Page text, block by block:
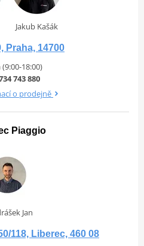
Jakub Kašák
Praha, 14700
(9:00-18:00)
743 880
o prodejně
Piaggio
Jan
118, Liberec, 460 08